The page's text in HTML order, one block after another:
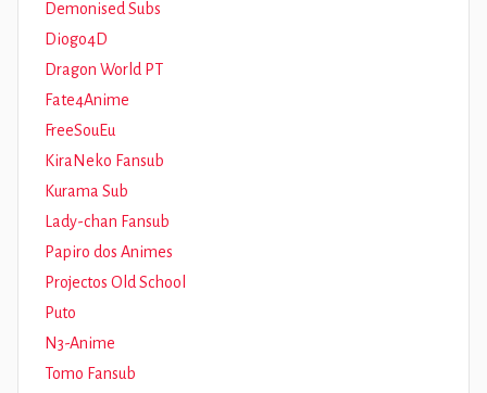
Demonised Subs
Diogo4D
Dragon World PT
Fate4Anime
FreeSouEu
KiraNeko Fansub
Kurama Sub
Lady-chan Fansub
Papiro dos Animes
Projectos Old School
Puto
N3-Anime
Tomo Fansub